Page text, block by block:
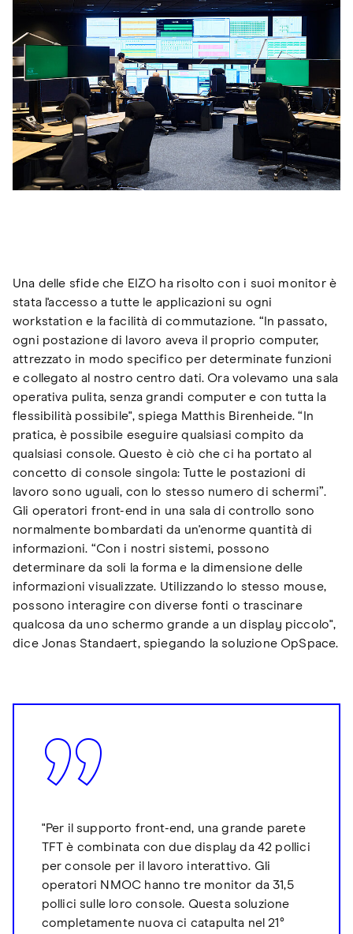
Una delle sfide che EIZO ha risolto con i suoi monitor è
stata l'accesso a tutte le applicazioni su ogni
workstation e la facilità di commutazione. “In passato,
ogni postazione di lavoro aveva il proprio computer,
attrezzato in modo specifico per determinate funzioni
e collegato al nostro centro dati. Ora volevamo una sala
operativa pulita, senza grandi computer e con tutta la
flessibilità possibile", spiega Matthis Birenheide. “In
pratica, è possibile eseguire qualsiasi compito da
qualsiasi console. Questo è ciò che ci ha portato al
concetto di console singola: Tutte le postazioni di
lavoro sono uguali, con lo stesso numero di schermi”.
Gli operatori front-end in una sala di controllo sono
normalmente bombardati da un'enorme quantità di
informazioni. “Con i nostri sistemi, possono
determinare da soli la forma e la dimensione delle
informazioni visualizzate. Utilizzando lo stesso mouse,
possono interagire con diverse fonti o trascinare
qualcosa da uno schermo grande a un display piccolo",
dice Jonas Standaert, spiegando la soluzione OpSpace.
"Per il supporto front-end, una grande parete
TFT è combinata con due display da 42 pollici
per console per il lavoro interattivo. Gli
operatori NMOC hanno tre monitor da 31,5
pollici sulle loro console. Questa soluzione
completamente nuova ci catapulta nel 21°